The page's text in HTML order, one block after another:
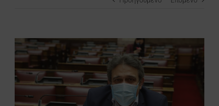
Προβολή
μεγαλύτερης
εικόνας